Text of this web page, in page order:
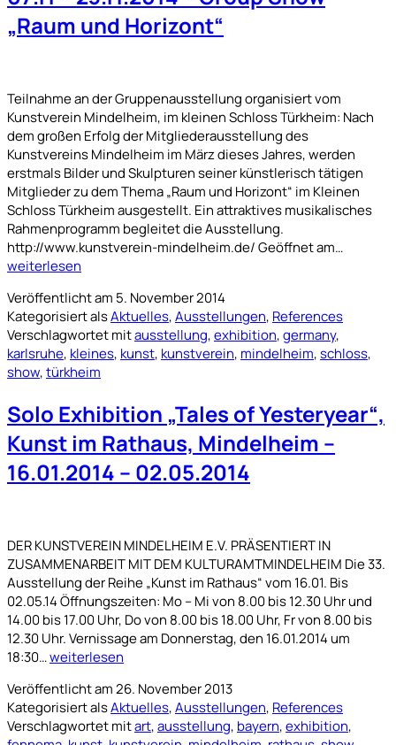
„Raum und Horizont“
Teilnahme an der Gruppenausstellung organisiert vom
Kunstverein Mindelheim, im kleinen Schloss Türkheim: Nach
dem großen Erfolg der Mitgliederausstellung des
Kunstvereins Mindelheim im März dieses Jahres, werden
erstmals Bilder und Skulpturen seiner künstlerisch tätigen
Mitglieder zu dem Thema „Raum und Horizont“ im Kleinen
Schloss Türkheim ausgestellt. Ein attraktives musikalisches
Rahmenprogramm begleitet die Ausstellung.
http://www.kunstverein-mindelheim.de/ Geöffnet am…
Group
„Raum
weiterlesen
Veröffentlicht am 5. November 2014
Kategorisiert alsAktuelles,Ausstellungen, References
Verschlagwortet mitausstellung,exhibition,germany,
karlsruhe, kleines, kunst, kunstverein, mindelheim,schloss,
show,türkheim
Solo Exhibition „Tales of Yesteryear“,
Kunst im Rathaus, Mindelheim –
16.01.2014 – 02.05.2014
DER KUNSTVEREIN MINDELHEIM E.V. PRÄSENTIERT IN
ZUSAMMENARBEIT MIT DEM KULTURAMTMINDELHEIM Die 33.
Ausstellung der Reihe „Kunst im Rathaus“ vom 16.01. Bis
02.05.14 Öffnungszeiten: Mo – Mi von 8.00 bis 12.30 Uhr und
14.00 bis 17.00 Uhr, Do von 8.00 bis 18.00 Uhr, Fr von 8.00 bis
12.30 Uhr. Vernissage am Donnerstag, den 16.01.2014 um
18:30…Solo
„Tales
of
Yesteryear“,
weiterlesen
Veröffentlicht am26. November 2013
Kategorisiert alsAktuelles,Ausstellungen, References
Verschlagwortet mitart,ausstellung, bayern,exhibition,